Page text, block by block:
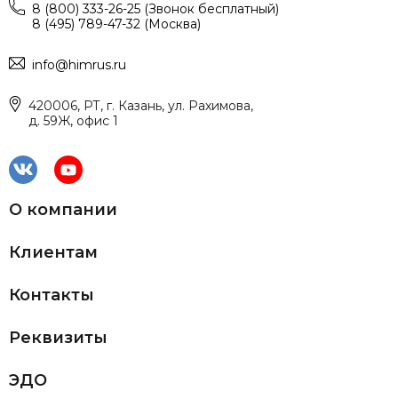
8 (800) 333-26-25 (Звонок бесплатный)
8 (495) 789-47-32 (Москва)
info@himrus.ru
420006, РТ, г. Казань, ул. Рахимова,
д. 59Ж, офис 1
О компании
Клиентам
Контакты
Реквизиты
ЭДО